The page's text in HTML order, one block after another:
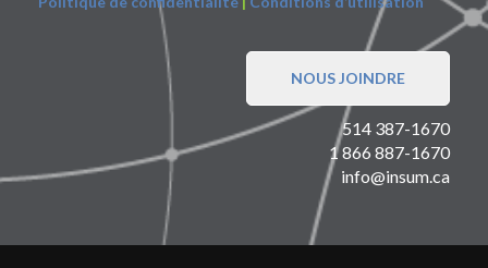
NOUS JOINDRE
514 387-1670
1 866 887-1670
info@insum.ca